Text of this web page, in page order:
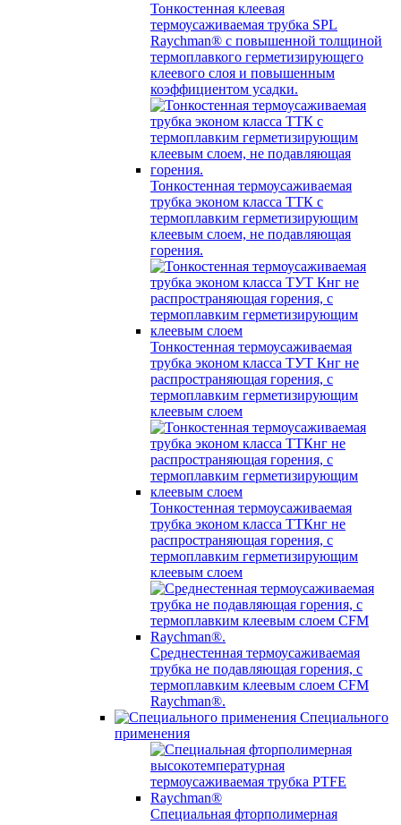
Тонкостенная клеевая
термоусаживаемая трубка SPL
Raychman® с повышенной толщиной
термоплавкого герметизирующего
клеевого слоя и повышенным
коэффициентом усадки.
Тонкостенная термоусаживаемая
трубка эконом класса ТТК с
термоплавким герметизирующим
клеевым слоем, не подавляющая
горения.
Тонкостенная термоусаживаемая
трубка эконом класса ТУТ Кнг не
распространяющая горения, с
термоплавким герметизирующим
клеевым слоем
Тонкостенная термоусаживаемая
трубка эконом класса ТТКнг не
распространяющая горения, с
термоплавким герметизирующим
клеевым слоем
Среднестенная термоусаживаемая
трубка не подавляющая горения, с
термоплавким клеевым слоем CFM
Raychman®.
Специального
применения
Специальная фторполимерная